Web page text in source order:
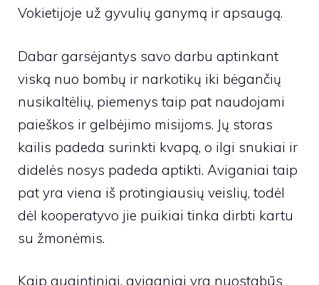
Vokietijoje už gyvulių ganymą ir apsaugą.
Dabar garsėjantys savo darbu aptinkant
viską nuo bombų ir narkotikų iki bėgančių
nusikaltėlių, piemenys taip pat naudojami
paieškos ir gelbėjimo misijoms. Jų storas
kailis padeda surinkti kvapą, o ilgi snukiai ir
didelės nosys padeda aptikti. Aviganiai taip
pat yra viena iš protingiausių veislių, todėl
dėl kooperatyvo jie puikiai tinka dirbti kartu
su žmonėmis.
Kaip augintiniai, aviganiai yra nuostabūs